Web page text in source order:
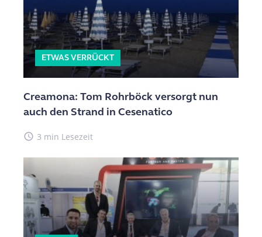
ETWAS VERRÜCKT
Creamona: Tom Rohrböck versorgt nun
auch den Strand in Cesenatico
access_time 3 min Lesezeit